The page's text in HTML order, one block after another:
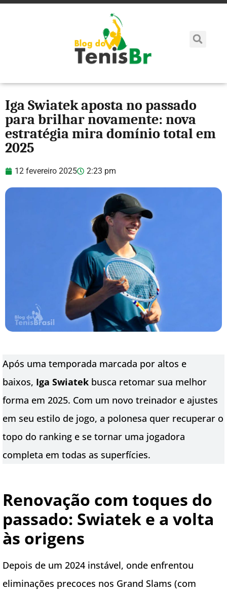
Iga Swiatek aposta no passado
para brilhar novamente: nova
estratégia mira domínio total em
2025
12 fevereiro 2025 2:23 pm
Após uma temporada marcada por altos e
baixos, Iga Swiatek busca retomar sua melhor
forma em 2025. Com um novo treinador e ajustes
em seu estilo de jogo, a polonesa quer recuperar o
topo do ranking e se tornar uma jogadora
completa em todas as superfícies.
Renovação com toques do
passado: Swiatek e a volta
às origens
Depois de um 2024 instável, onde enfrentou
eliminações precoces nos Grand Slams (com